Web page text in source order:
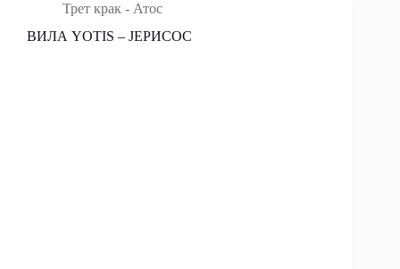
Трет крак - Атос
ВИЛА YOTIS – ЈЕРИСОС